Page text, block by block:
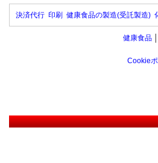
決済代行 印刷 健康食品の製造(受託製造)
健康食品
Cookie